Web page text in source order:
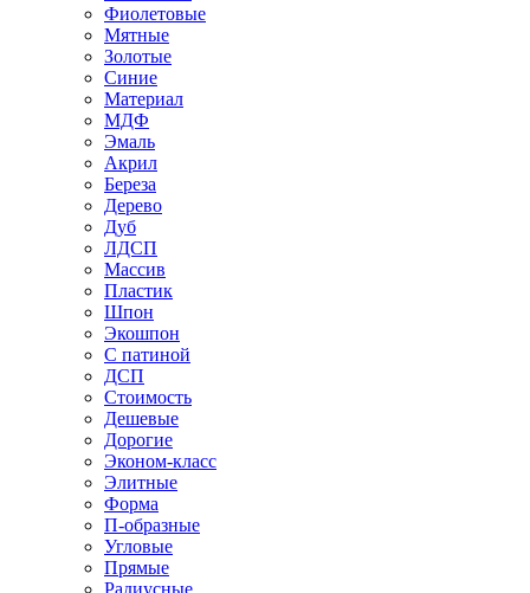
Фиолетовые
Мятные
Золотые
Синие
Материал
МДФ
Эмаль
Акрил
Береза
Дерево
Дуб
ЛДСП
Массив
Пластик
Шпон
Экошпон
С патиной
ДСП
Стоимость
Дешевые
Дорогие
Эконом-класс
Элитные
Форма
П-образные
Угловые
Прямые
Радиусные